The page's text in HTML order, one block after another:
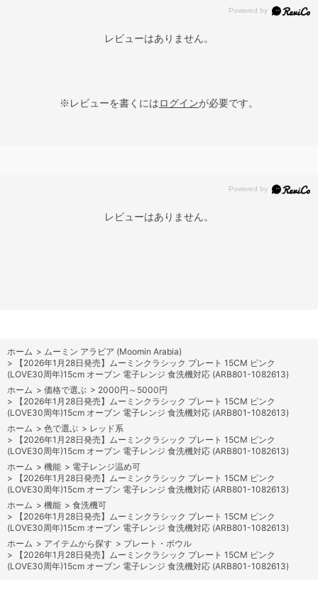
レビューはありません。
※レビューを書くにはログインが必要です。
レビューはありません。
ホーム > ムーミン アラビア (Moomin Arabia)
>
【2026年1月28日発売】ムーミンクラシック プレート 15CM ピンク
(LOVE30周年)15cm オーブン 電子レンジ 食洗機対応 (ARB801-1082613)
ホーム > 価格で選ぶ > 2000円～5000円
>
【2026年1月28日発売】ムーミンクラシック プレート 15CM ピンク
(LOVE30周年)15cm オーブン 電子レンジ 食洗機対応 (ARB801-1082613)
ホーム > 色で選ぶ > レッド系
>
【2026年1月28日発売】ムーミンクラシック プレート 15CM ピンク
(LOVE30周年)15cm オーブン 電子レンジ 食洗機対応 (ARB801-1082613)
ホーム > 機能 > 電子レンジ温め可
>
【2026年1月28日発売】ムーミンクラシック プレート 15CM ピンク
(LOVE30周年)15cm オーブン 電子レンジ 食洗機対応 (ARB801-1082613)
ホーム > 機能 > 食洗機可
>
【2026年1月28日発売】ムーミンクラシック プレート 15CM ピンク
(LOVE30周年)15cm オーブン 電子レンジ 食洗機対応 (ARB801-1082613)
ホーム > アイテムから探す > プレート・ボウル
>
【2026年1月28日発売】ムーミンクラシック プレート 15CM ピンク
(LOVE30周年)15cm オーブン 電子レンジ 食洗機対応 (ARB801-1082613)